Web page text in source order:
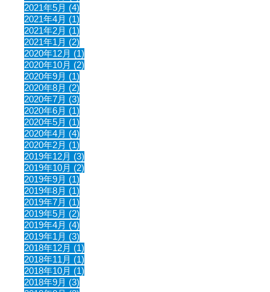
2021年5月 (4)
2021年4月 (1)
2021年2月 (1)
2021年1月 (2)
2020年12月 (1)
2020年10月 (2)
2020年9月 (1)
2020年8月 (2)
2020年7月 (3)
2020年6月 (1)
2020年5月 (1)
2020年4月 (4)
2020年2月 (1)
2019年12月 (3)
2019年10月 (2)
2019年9月 (1)
2019年8月 (1)
2019年7月 (1)
2019年5月 (2)
2019年4月 (4)
2019年1月 (3)
2018年12月 (1)
2018年11月 (1)
2018年10月 (1)
2018年9月 (3)